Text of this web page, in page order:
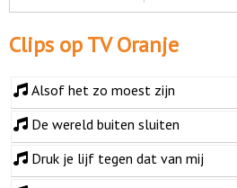
Clips op TV Oranje
Alsof het zo moest zijn
De wereld buiten sluiten
Druk je lijf tegen dat van mij